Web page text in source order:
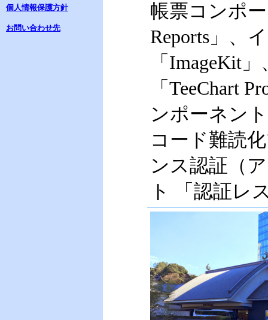
個人情報保護方針
お問い合わせ先
帳票コンポ
Reports」、
「ImageKit
「TeeChart
ンポーネン
コード難読
ンス認証（
ト 「認証レ